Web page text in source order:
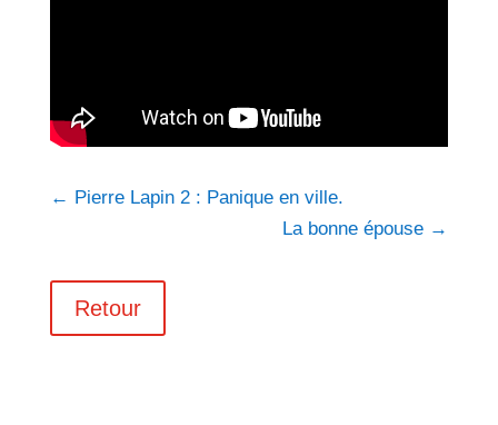
← Pierre Lapin 2 : Panique en ville.
La bonne épouse →
Retour